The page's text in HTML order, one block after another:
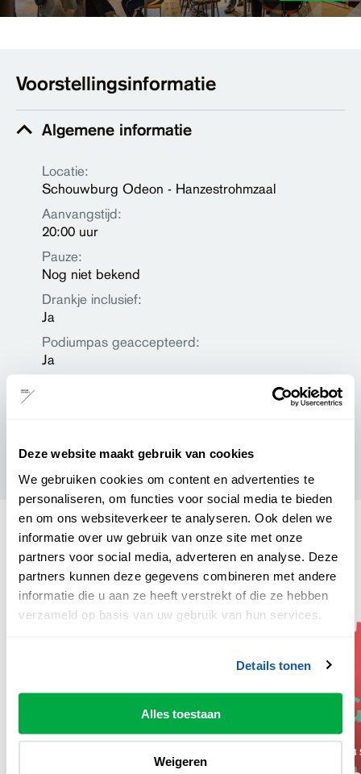
Deze website maakt gebruik van cookies
We gebruiken cookies om content en advertenties te
personaliseren, om functies voor social media te bieden
en om ons websiteverkeer te analyseren. Ook delen we
informatie over uw gebruik van onze site met onze
partners voor social media, adverteren en analyse. Deze
partners kunnen deze gegevens combineren met andere
informatie die u aan ze heeft verstrekt of die ze hebben
verzameld op basis van uw gebruik van hun services.
Details tonen
Alles toestaan
Weigeren
Voorstellingsinformatie
Algemene informatie
Locatie:
Schouwburg Odeon - Hanzestrohmzaal
Aanvangstijd:
20:00 uur
Pauze:
Nog niet bekend
Drankje inclusief:
Ja
Podiumpas geaccepteerd:
Ja
Zaalplattegrond
anderen keken ook
DO 20 AUG '26 20:00 UUR
Ron van Zalmsaus MA